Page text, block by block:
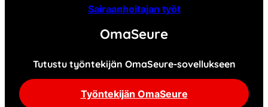
Sairaanhoitajan työt
OmaSeure
Tutustu työntekijän OmaSeure-sovellukseen
Työntekijän OmaSeure